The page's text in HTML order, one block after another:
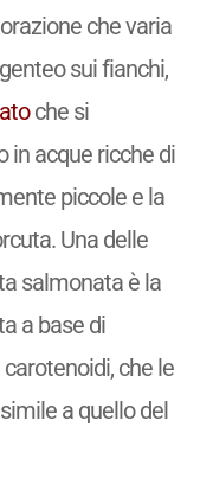
che varia
sui fianchi,
che si
in acque ricche di
piccole e la
Una delle
salmonata è la
a base di
che le
a quello del